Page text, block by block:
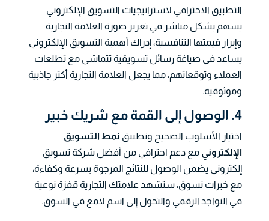
التطبيق الاحترافي لاستراتيجيات التسويق الإلكتروني
يسهم بشكل مباشر في تعزيز صورة العلامة التجارية
وإبراز قيمتها التنافسية، إدراك أهمية التسويق الإلكتروني
يساعد في صياغة رسائل تسويقية تتماشى مع تطلعات
العملاء وتوقعاتهم، مما يجعل العلامة التجارية أكثر جاذبية
وموثوقية.
4. الوصول إلى القمة مع شريك خبير
اختيار الأسلوب الصحيح وتطبيق نمط التسويق
الإلكتروني مع دعم احترافي من أفضل شركة تسويق
إلكتروني يضمن الوصول للنتائج المرجوة بسرعة وكفاءة،
مع خبرات نسوق، ستشهد علامتك التجارية قفزة نوعية
في التواجد الرقمي والتحول إلى اسم لامع في السوق.